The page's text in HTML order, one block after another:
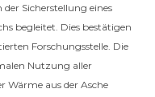
Sicherstellung eines
begleitet. Dies bestätigen
Forschungsstelle. Die
Nutzung aller
Wärme aus der Asche